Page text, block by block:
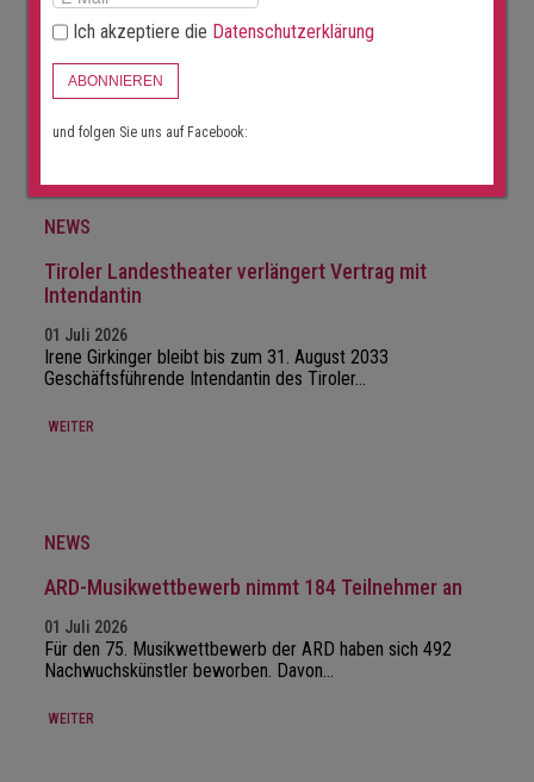
Der Orchesterdirektor des Brandenburgischen
Staatsorchesters Frankfurt (BSOF) wird neuer…
NEWS
Tiroler Landestheater verlängert Vertrag mit
Intendantin
01 Juli 2026
Irene Girkinger bleibt bis zum 31. August 2033
Geschäftsführende Intendantin des Tiroler…
WEITER
NEWS
ARD-Musikwettbewerb nimmt 184 Teilnehmer an
01 Juli 2026
Für den 75. Musikwettbewerb der ARD haben sich 492
Nachwuchskünstler beworben. Davon…
WEITER
Ich akzeptiere die Datenschutzerklärung
ABONNIEREN
und folgen Sie uns auf Facebook: